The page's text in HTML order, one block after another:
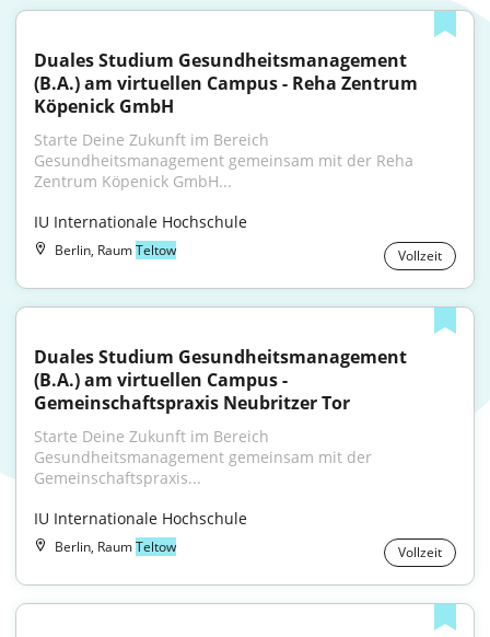
Duales Studium Gesundheitsmanagement
(B.A.) am virtuellen Campus - Reha Zentrum
Köpenick GmbH
Starte Deine Zukunft im Bereich
Gesundheitsmanagement gemeinsam mit der Reha
Zentrum Köpenick GmbH...
IU Internationale Hochschule
Berlin, RaumTeltow Vollzeit
Duales Studium Gesundheitsmanagement
(B.A.) am virtuellen Campus -
Gemeinschaftspraxis Neubritzer Tor
Starte Deine Zukunft im Bereich
Gesundheitsmanagement gemeinsam mit der
Gemeinschaftspraxis...
IU Internationale Hochschule
Berlin, RaumTeltow Vollzeit